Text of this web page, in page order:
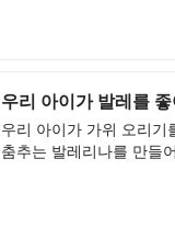
우리 아이가 발레를
우리 아이가 가위 오리기
춤추는 발레리나를 만들